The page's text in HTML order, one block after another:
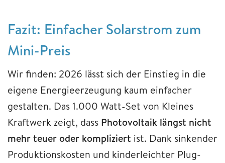
Fazit: Einfacher Solarstrom zum
Mini-Preis
Wir finden: 2026 lässt sich der Einstieg in die
eigene Energieerzeugung kaum einfacher
gestalten. Das 1.000 Watt-Set von Kleines
Kraftwerk zeigt, dass Photovoltaik längst nicht
mehr teuer oder kompliziert ist. Dank sinkender
Produktionskosten und kinderleichter Plug-